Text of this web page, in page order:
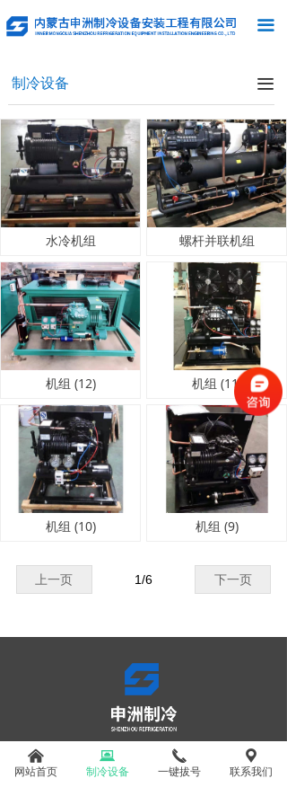
끀
首页
新闻中心
制冷设备
制冷业务
施工现场
访客留言
联系我们
制冷设备 끀
水冷机组 螺杆并联机组
机组 (12) 机组 (11)
机组 (10) 机组 (9)
上一页 下一页
1/6
内蒙古申洲制冷设备安装工程有限公司
낀
网站首页
뀵
制冷设备
끅
一键拔号
끇
联系我们